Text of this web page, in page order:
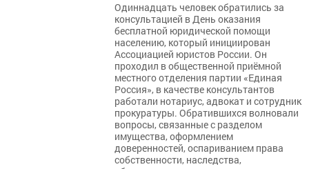
Одиннадцать человек обратились за
консультацией в День оказания
бесплатной юридической помощи
населению, который инициирован
Ассоциацией юристов России. Он
проходил в общественной приёмной
местного отделения партии «Единая
Россия», в качестве консультантов
работали нотариус, адвокат и сотрудник
прокуратуры. Обратившихся волновали
вопросы, связанные с разделом
имущества, оформлением
доверенностей, оспариванием права
собственности, наследства,